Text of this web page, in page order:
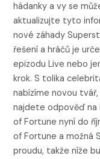
hádanky a vy se
aktualizujte tyto
nové záhady
řešení a hráčů je
epizodu Live nebo
krok. S tolika
nabízíme novou
najdete odpověď na
of Fortune nyní do
of Fortune a možná
proudu, takže níže